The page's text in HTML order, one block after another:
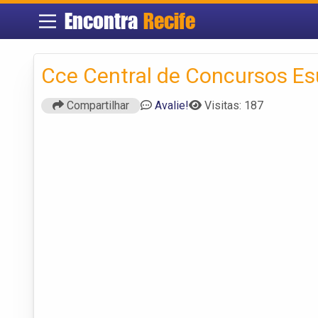
Encontra Recife
Cce Central de Concursos
Compartilhar Avalie! Visitas: 187